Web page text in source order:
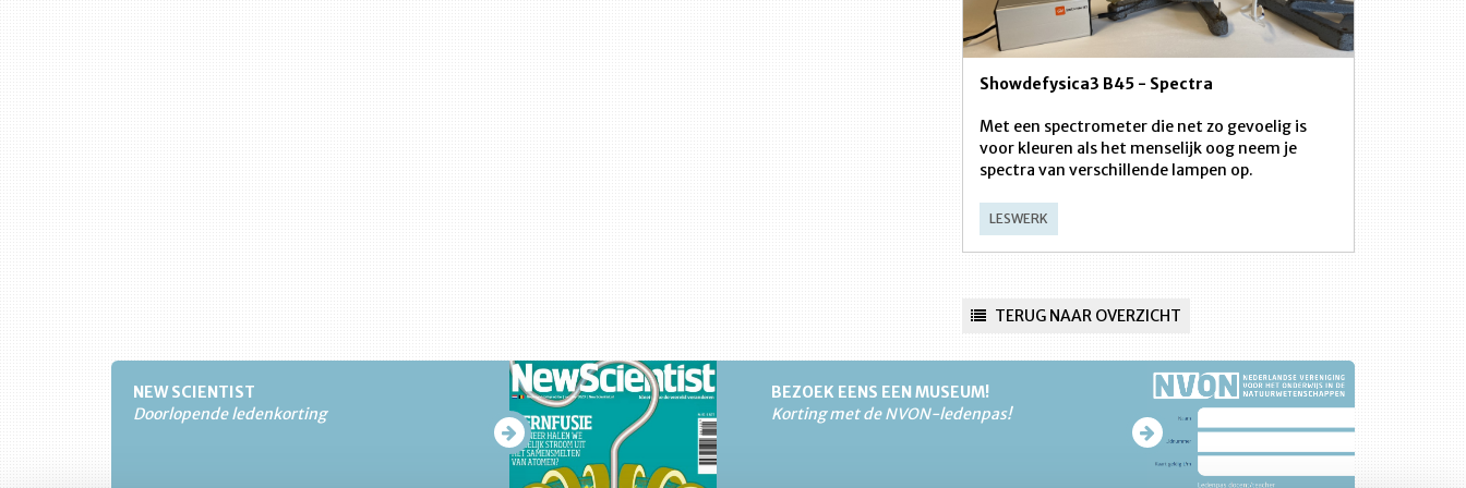
Showdefysica3 B45 - Spectra
Met een spectrometer die net zo gevoelig is
voor kleuren als het menselijk oog neem je
spectra van verschillende lampen op.
LESWERK
TERUG NAAR OVERZICHT
NEW SCIENTIST
Doorlopende ledenkorting
BEZOEK EENS EEN MUSEUM!
Korting met de NVON-ledenpas!